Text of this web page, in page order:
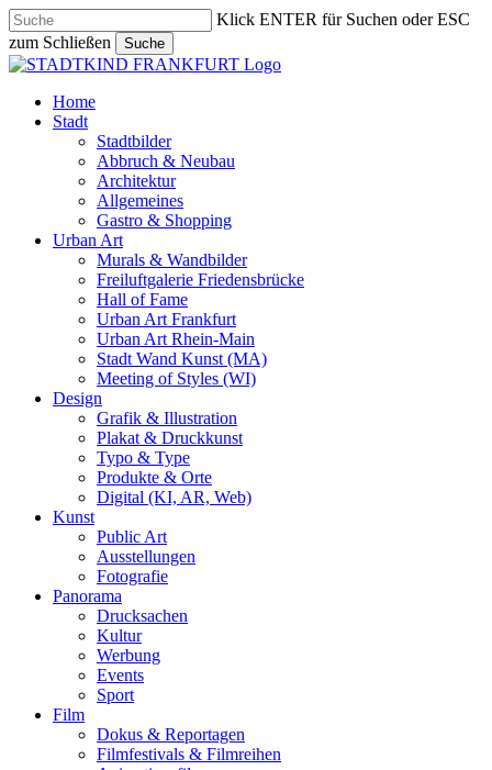
Skip
to
main
content
Klick ENTER für Suchen oder ESC
zum Schließen
Suche
Close
search
Menu
Home
Stadt
Stadtbilder
Abbruch & Neubau
Architektur
Allgemeines
Gastro & Shopping
Urban Art
Murals & Wandbilder
Freiluftgalerie Friedensbrücke
Hall of Fame
Urban Art Frankfurt
Urban Art Rhein-Main
Stadt Wand Kunst (MA)
Meeting of Styles (WI)
Design
Grafik & Illustration
Plakat & Druckkunst
Typo & Type
Produkte & Orte
Digital (KI, AR, Web)
Kunst
Public Art
Ausstellungen
Fotografie
Panorama
Drucksachen
Kultur
Werbung
Events
Sport
Film
Dokus & Reportagen
Filmfestivals & Filmreihen